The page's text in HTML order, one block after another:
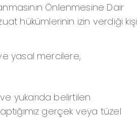
Önlenmesine Dair
hükümlerinin izin verdiği kişi
yasal mercilere,
yukarıda belirtilen
gerçek veya tüzel